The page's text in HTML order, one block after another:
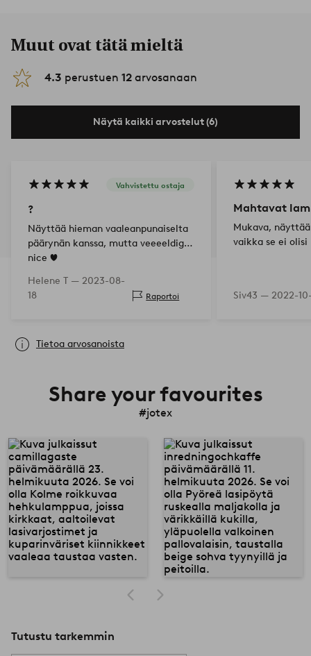
Muut ovat tätä mieltä
4.3 perustuen 12 arvosanaan
Näytä kaikki arvostelut (6)
Vahvistettu ostaja
?
Näyttää hieman vaaleanpunaiselta
päärynän kanssa, mutta veeeeldig
nice ❤️
Helene T — 2023-08-
18
Raportoi
Mahtavat
Mukava,
vaikka se ei
Siv43 — 2022-
Tietoa arvosanoista
Share your favourites
#jotex
Tutustu tarkemmin